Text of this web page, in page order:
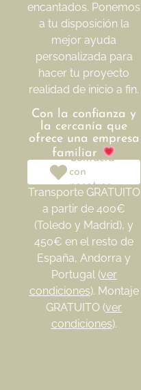
encantados. Ponemos
a tu disposición la
mejor ayuda
personalizada para
hacer tu proyecto
realidad de inicio a fin.
Con la confianza y
la cercanía que
ofrece una empresa
familiar
Contacta
con
nosotros
Transporte GRATUITO
a partir de 400€
(Toledo y Madrid), y
450€ en el resto de
España, Andorra y
Portugal (ver
condiciones). Montaje
GRATUITO (ver
condiciones).